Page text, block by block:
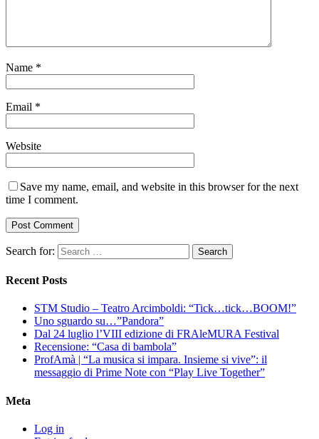
Name *
Email *
Website
Save my name, email, and website in this browser for the next
time I comment.
Search for:
Recent Posts
STM Studio – Teatro Arcimboldi: “Tick…tick…BOOM!”
Uno sguardo su…”Pandora”
Dal 24 luglio l’VIII edizione di FRAleMURA Festival
Recensione: “Casa di bambola”
ProfAmà | “La musica si impara. Insieme si vive”: il
messaggio di Prime Note con “Play Live Together”
Meta
Log in